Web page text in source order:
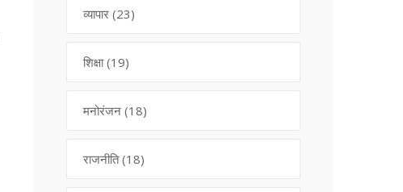
व्यापार (23)
शिक्षा(19)
मनोरंजन (18)
राजनीति(18)